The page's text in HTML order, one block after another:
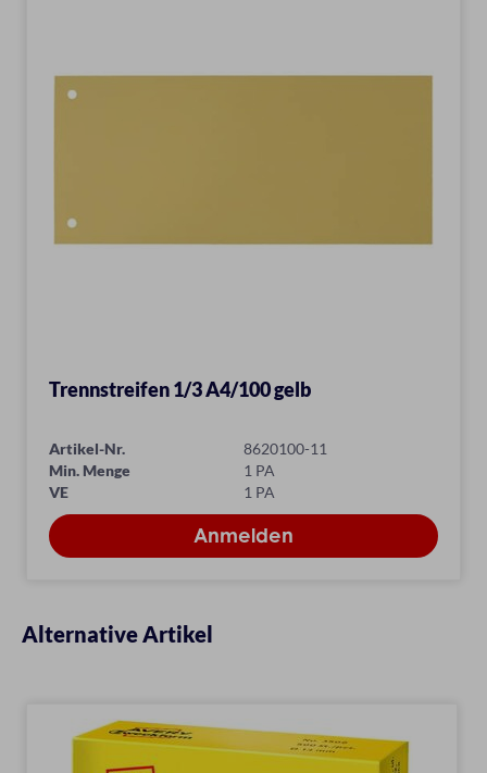
Trennstreifen 1/3 A4/100 gelb
Artikel-Nr.
8620100-11
Min. Menge
1 PA
VE
1 PA
Alternative Artikel